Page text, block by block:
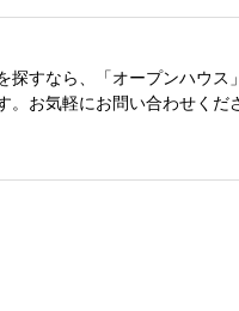
探すなら、「オープンハウス
お気軽にお問い合わせくだ